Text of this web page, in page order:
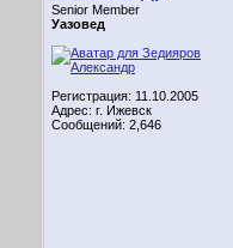
Senior Member
Уазовед
Регистрация: 11.10.2005
Адрес: г. Ижевск
Сообщений: 2,646